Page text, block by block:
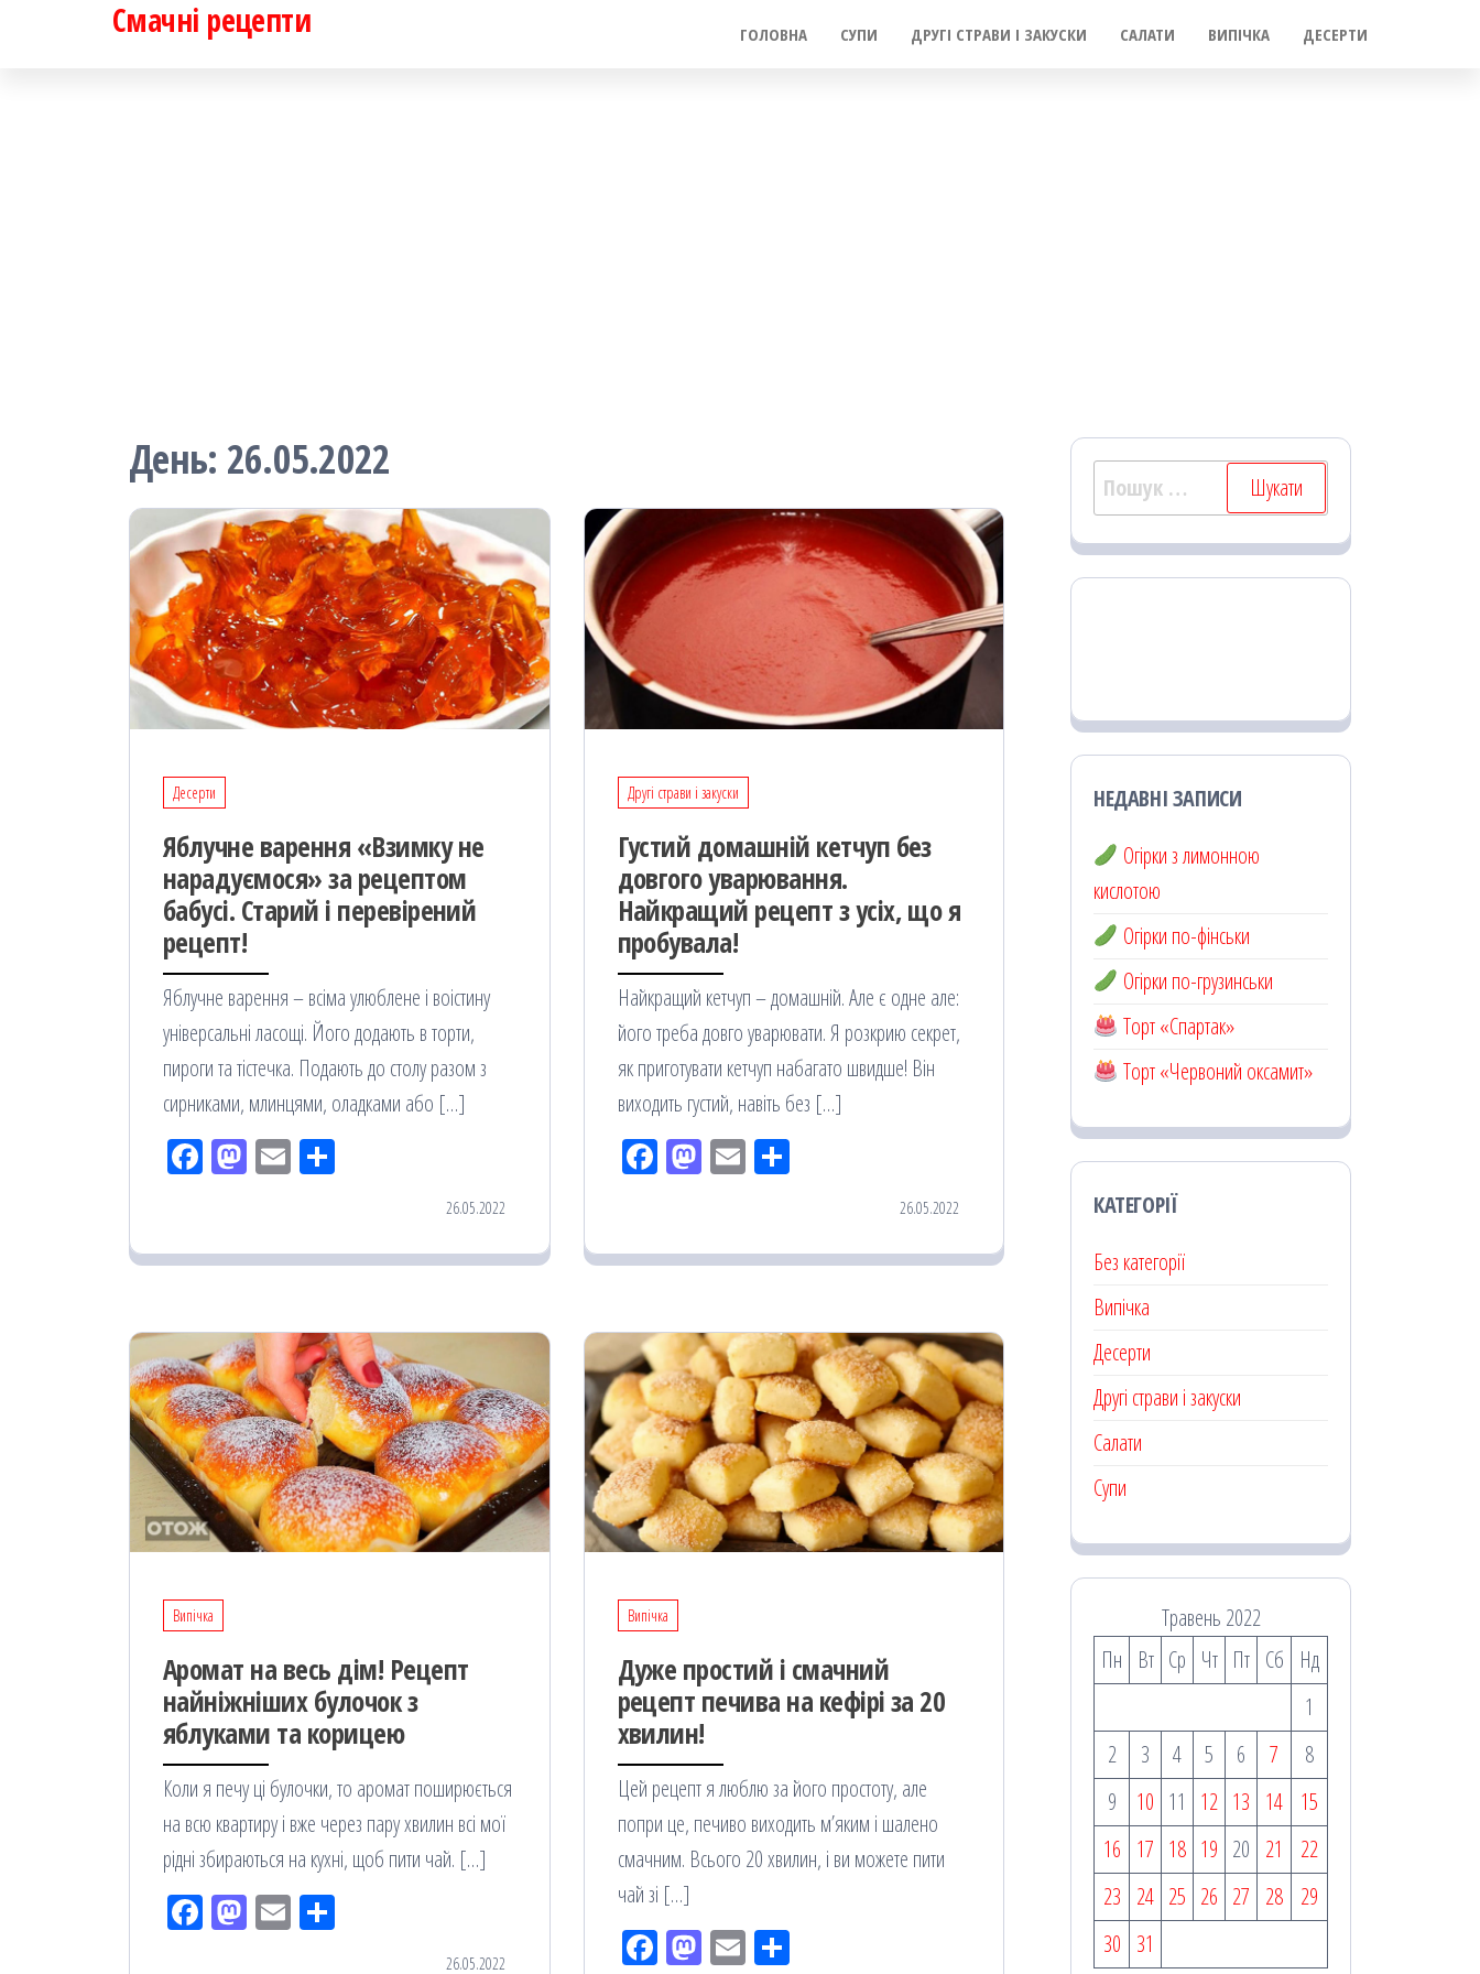
Смачні рецепти ГОЛОВНА СУПИ ДРУГІ СТРАВИ І ЗАКУСКИ САЛАТИ ВИПІЧКА ДЕСЕРТИ
День: 26.05.2022
Десерти
Яблучне варення «Взимку не
нарадуємося» за рецептом
бабусі. Старий і перевірений
рецепт!
Яблучне варення – всіма улюблене і воістину
універсальні ласощі. Його додають в торти,
пироги та тістечка. Подають до столу разом з
сирниками, млинцями, оладками або […]
Fac
k
M
on
Em
ис
26.05.2022
Другі страви і закуски
Густий домашній кетчуп без
довгого уварювання.
Найкращий рецепт з усіх, що я
пробувала!
Найкращий кетчуп – домашній. Але є одне але:
його треба довго уварювати. Я розкрию секрет,
як приготувати кетчуп набагато швидше! Він
виходить густий, навіть без […]
Fac
k
M
on
EmПо
ис
26.05.2022
Випічка
Аромат на весь дім! Рецепт
найніжніших булочок з
яблуками та корицею
Коли я печу ці булочки, то аромат поширюється
на всю квартиру і вже через пару хвилин всі мої
рідні збираються на кухні, щоб пити чай. […]
Fac M Em
26.05.2022
Випічка
Дуже простий і смачний
рецепт печива на кефірі за 20
хвилин!
Цей рецепт я люблю за його простоту, але
попри це, печиво виходить м’яким і шалено
смачним. Всього 20 хвилин, і ви можете пити
чай зі […]
FacM EmПо
Пошук:
НЕДАВНІ ЗАПИСИ
Огірки з лимонною
кислотою
Огірки по-фінськи
Огірки по-грузинськи
Торт «Спартак»
Торт «Червоний оксамит»
КАТЕГОРІЇ
Без категорії
Випічка
Десерти
Другі страви і закуски
Салати
Супи
Травень 2022
Пн
Вт Ср Чт Пт Сб
Нд
1
2
3 4 5 6 7
8
9
10 11 12 13 14
15
16 17 18 19 20 21
22
23 24 25 26 27 28
29
30 31